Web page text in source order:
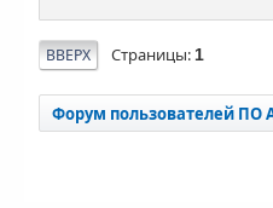
ВВЕРХ Страницы 1
Форум пользователей ПО